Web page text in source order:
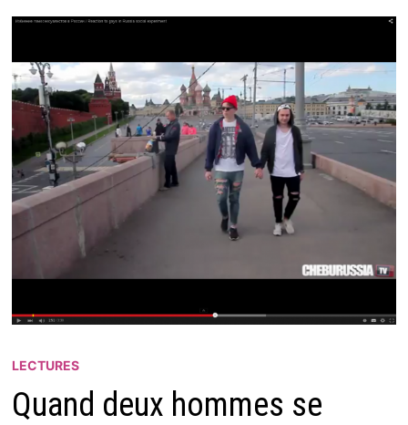
LECTURES
Quand deux hommes se